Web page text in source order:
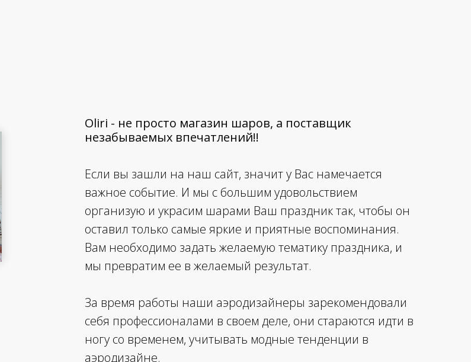
Oliri - не просто магазин шаров, а поставщик
незабываемых впечатлений!!
Если вы зашли на наш сайт, значит у Вас намечается
важное событие. И мы с большим удовольствием
организую и украсим шарами Ваш праздник так, чтобы он
оставил только самые яркие и приятные воспоминания.
Вам необходимо задать желаемую тематику праздника, и
мы превратим ее в желаемый результат.
За время работы наши аэродизайнеры зарекомендовали
себя профессионалами в своем деле, они стараются идти в
ногу со временем, учитывать модные тенденции в
аэродизайне.